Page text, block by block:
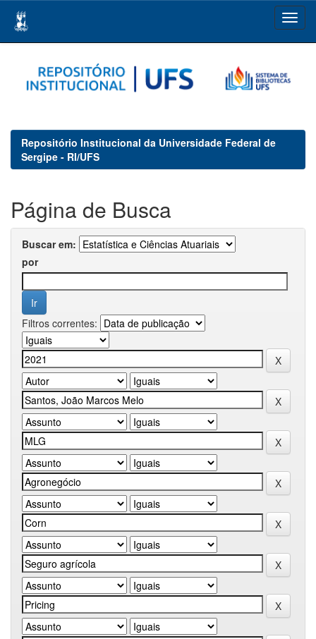
navigation
Repositório Institucional da Universidade Federal de
Sergipe - RI/UFS
Página de Busca
Buscar em:
por
Filtros correntes: